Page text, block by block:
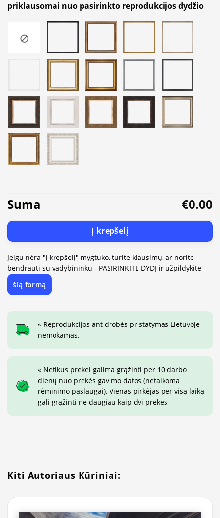
priklausomai nuo pasirinkto reprodukcijos dydžio
Suma €0.00
Į krepšelį
Jeigu nėra "į krepšelį" mygtuko, turite klausimų, ar norite
bendrauti su vadybininku - PASIRINKITE DYDĮ ir užpildykite
šią formą
« Reprodukcijos ant drobės pristatymas Lietuvoje
nemokamas.
« Netikus prekei galima grąžinti per 10 darbo
dienų nuo prekės gavimo datos (netaikoma
rėminimo paslaugai). Vienas pirkėjas per visą laiką
gali grąžinti ne daugiau kaip dvi prekes
Kiti Autoriaus Kūriniai: